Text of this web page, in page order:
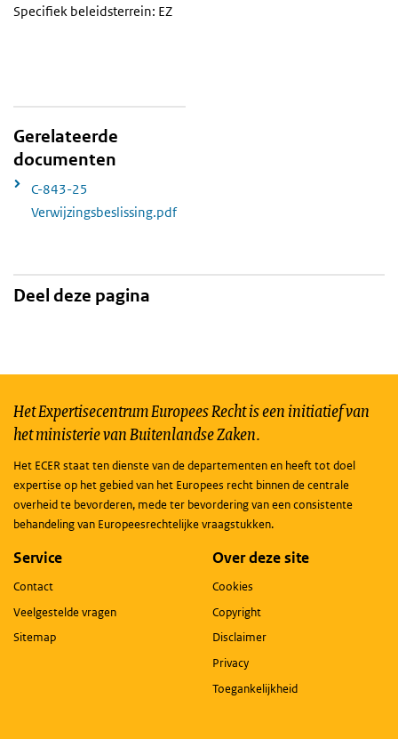
Specifiek beleidsterrein: EZ
Gerelateerde
documenten
C-843-25
Verwijzingsbeslissing.pdf
Deel deze pagina
Het Expertisecentrum Europees Recht is een initiatief van
het ministerie van Buitenlandse Zaken.
Het ECER staat ten dienste van de departementen en heeft tot doel
expertise op het gebied van het Europees recht binnen de centrale
overheid te bevorderen, mede ter bevordering van een consistente
behandeling van Europeesrechtelijke vraagstukken.
Service
Contact
Veelgestelde vragen
Sitemap
Over deze site
Cookies
Copyright
Disclaimer
Privacy
Toegankelijkheid